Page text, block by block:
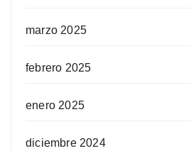
marzo 2025
febrero 2025
enero 2025
diciembre 2024